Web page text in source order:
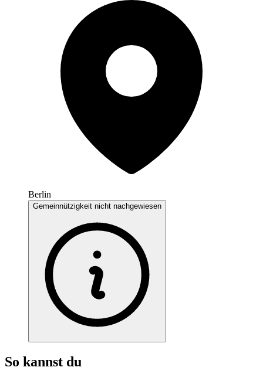
Berlin
Gemeinnützigkeit nicht nachgewiesen
So kannst du